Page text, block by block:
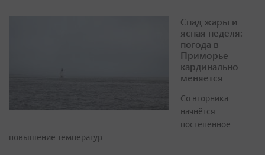
Спад жары и
ясная неделя:
погода в
Приморье
кардинально
меняется
Со вторника
начнётся
постепенное
повышение температур